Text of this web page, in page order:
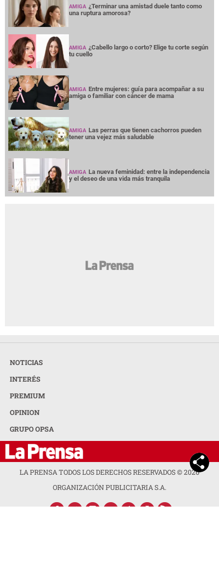
AMIGA ¿Terminar una amistad duele tanto como
una ruptura amorosa?
AMIGA ¿Cabello largo o corto? Elige tu corte según
tu cuello
AMIGA Entre mujeres: guía para acompañar a su
amiga o familiar con cáncer de mama
AMIGA Las perras que tienen cachorros pueden
tener una vejez más saludable
AMIGA La nueva feminidad: entre la independencia
y el deseo de una vida más tranquila
NOTICIAS
INTERÉS
PREMIUM
OPINION
GRUPO OPSA
LA PRENSA TODOS LOS DERECHOS RESERVADOS ©2026
ORGANIZACIÓN PUBLICITARIA S.A.